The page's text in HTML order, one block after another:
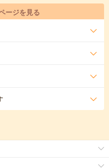
ージを見る